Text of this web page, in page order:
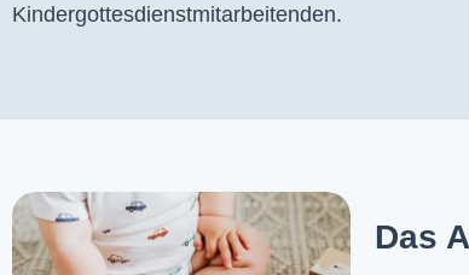
Kindergottesdienstmitarbeitenden.
Das